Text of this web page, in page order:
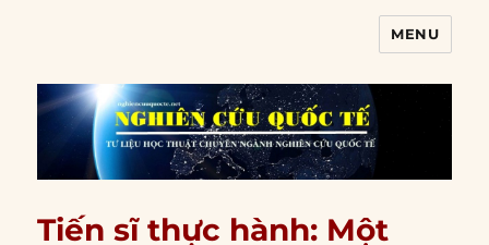
MENU
Tiến sĩ thực hành: Một